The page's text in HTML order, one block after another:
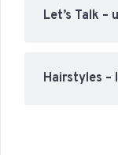
Let’s Talk
Hairstyles –